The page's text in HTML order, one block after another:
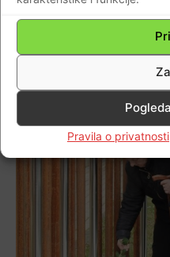
Pravila o privatnosti